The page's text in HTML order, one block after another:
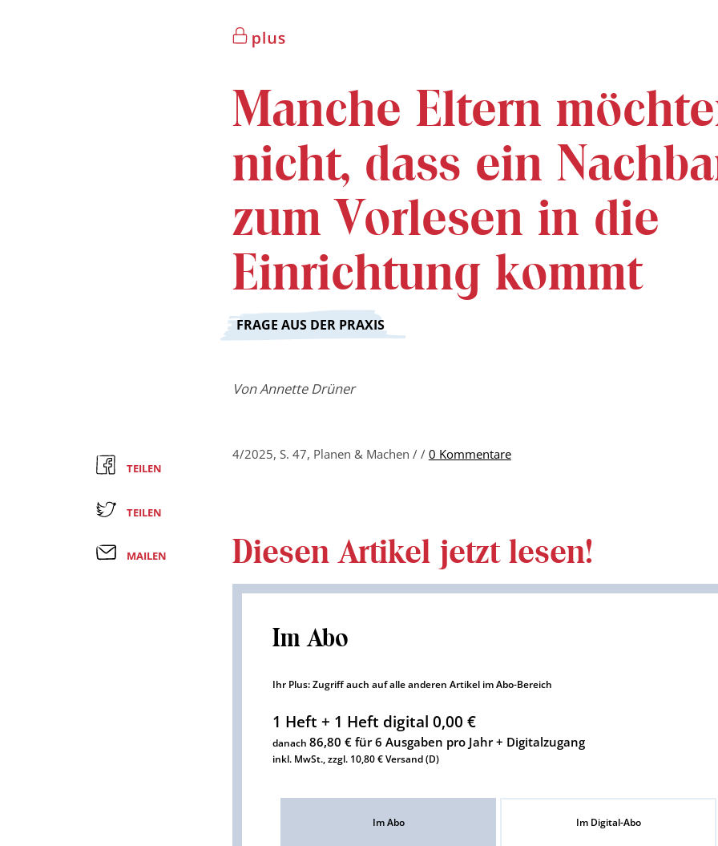
Manche Eltern
nicht, dass ein
zum Vorlesen in die
Einrichtung kommt
:
FRAGE AUS DER PRAXIS
VonAnnette Drüner
4/2025, S. 47, Planen & Machen / / 0 Kommentare
Diesen Artikel jetzt lesen!
Im Abo
Ihr Plus: Zugriff auch auf alle anderen Artikel im Abo-Bereich
1 Heft + 1 Heft digital 0,00 €
danach86,80 € für 6 Ausgaben pro Jahr + Digitalzugang
inkl. MwSt., zzgl. 10,80 € Versand (D)
Im Abo Im Digital-Abo
TEILEN
TEILEN
MAILEN